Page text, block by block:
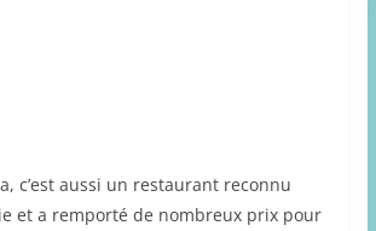
c’est aussi un restaurant reconnu
et a remporté de nombreux prix pour